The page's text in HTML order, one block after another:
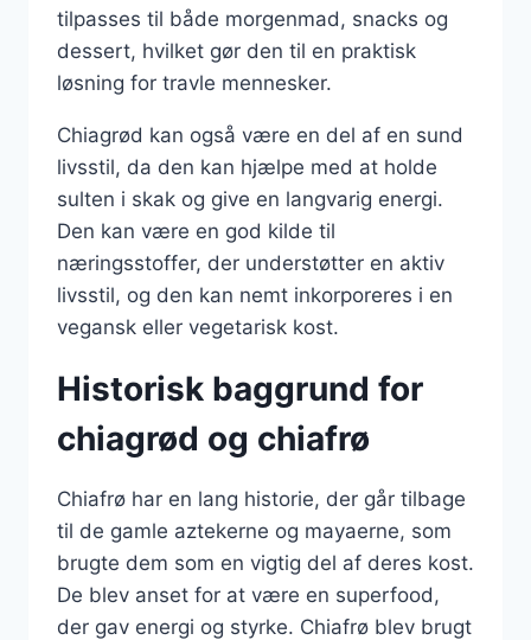
tilpasses til både morgenmad, snacks og
dessert, hvilket gør den til en praktisk
løsning for travle mennesker.
Chiagrød kan også være en del af en sund
livsstil, da den kan hjælpe med at holde
sulten i skak og give en langvarig energi.
Den kan være en god kilde til
næringsstoffer, der understøtter en aktiv
livsstil, og den kan nemt inkorporeres i en
vegansk eller vegetarisk kost.
Historisk baggrund for
chiagrød og chiafrø
Chiafrø har en lang historie, der går tilbage
til de gamle aztekerne og mayaerne, som
brugte dem som en vigtig del af deres kost.
De blev anset for at være en superfood,
der gav energi og styrke. Chiafrø blev brugt